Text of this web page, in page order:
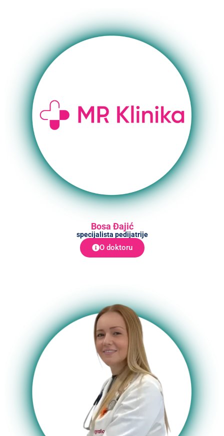
Bosa Đajić
specijalista pedijatrije
O doktoru